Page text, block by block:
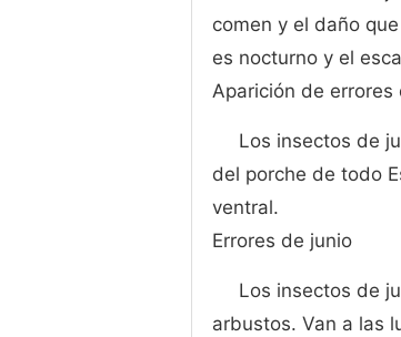
comen y el daño
es nocturno y el
Aparición de errores
Los insectos de
del porche de todo
ventral.
Errores de junio
Los insectos de
arbustos. Van a las